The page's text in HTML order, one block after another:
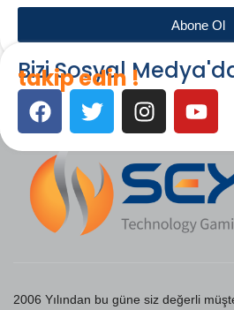
Abone Ol
Bizi Sosyal
takip edin !
2006 Yılından bu güne siz değerli